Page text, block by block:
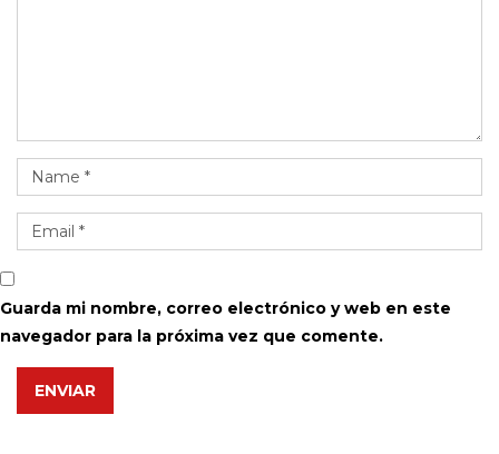
Guarda mi nombre, correo electrónico y web en este
navegador para la próxima vez que comente.
ENVIAR